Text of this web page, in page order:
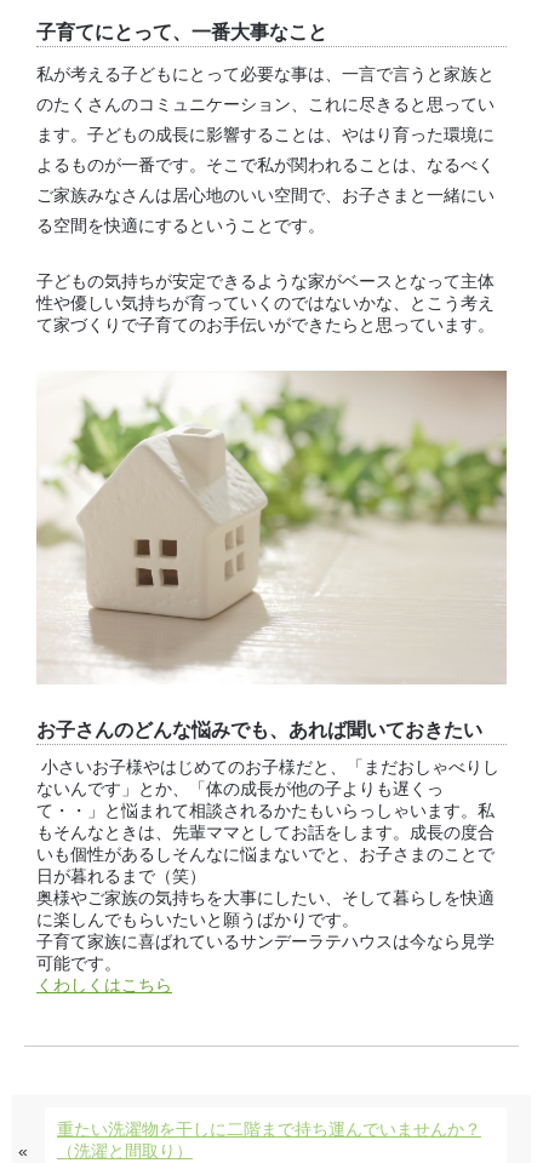
子育てにとって、一番大事なこと
私が考える子どもにとって必要な事は、一言で言うと家族と
のたくさんのコミュニケーション、これに尽きると思ってい
ます。子どもの成長に影響することは、やはり育った環境に
よるものが一番です。そこで私が関われることは、なるべく
ご家族みなさんは居心地のいい空間で、お子さまと一緒にい
る空間を快適にするということです。
子どもの気持ちが安定できるような家がベースとなって主体
性や優しい気持ちが育っていくのではないかな、とこう考え
て家づくりで子育てのお手伝いができたらと思っています。
お子さんのどんな悩みでも、あれば聞いておきたい
小さいお子様やはじめてのお子様だと、「まだおしゃべりし
ないんです」とか、「体の成長が他の子よりも遅くっ
て・・」と悩まれて相談されるかたもいらっしゃいます。私
もそんなときは、先輩ママとしてお話をします。成長の度合
いも個性があるしそんなに悩まないでと、お子さまのことで
日が暮れるまで（笑）
奥様やご家族の気持ちを大事にしたい、そして暮らしを快適
に楽しんでもらいたいと願うばかりです。
子育て家族に喜ばれているサンデーラテハウスは今なら見学
可能です。
くわしくはこちら
«
重たい洗濯物を干しに二階まで持ち運んでいませんか？
（洗濯と間取り）